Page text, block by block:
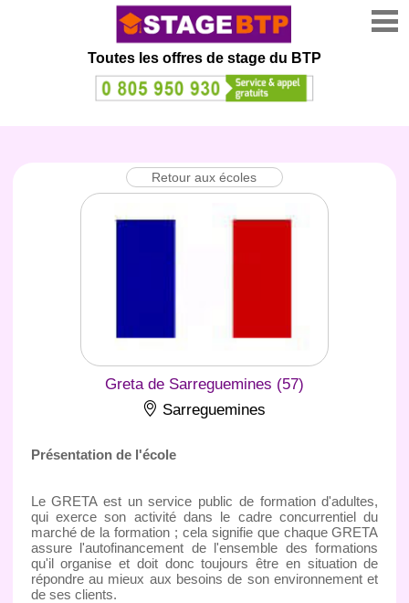
Toutes les offres de stage du BTP
Retour aux écoles
Greta de Sarreguemines (57)
Sarreguemines
Présentation de l'école
Le GRETA est un service public de formation d'adultes,
qui exerce son activité dans le cadre concurrentiel du
marché de la formation ; cela signifie que chaque GRETA
assure l'autofinancement de l'ensemble des formations
qu'il organise et doit donc toujours être en situation de
répondre au mieux aux besoins de son environnement et
de ses clients.